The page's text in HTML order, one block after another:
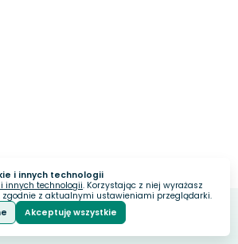
i innych technologii
innych technologii. Korzystając z niej wyrażasz
zgodnie z aktualnymi ustawieniami przeglądarki.
Akceptuję wszystkie